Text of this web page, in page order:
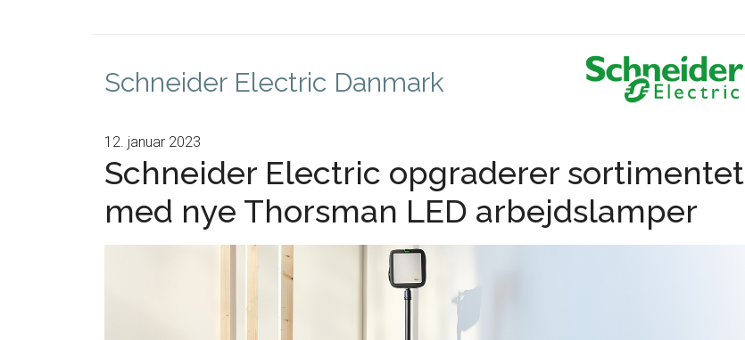
Schneider Electric Danmark
12. januar 2023
Schneider Electric opgraderer sortimentet
med nye Thorsman LED arbejdslamper